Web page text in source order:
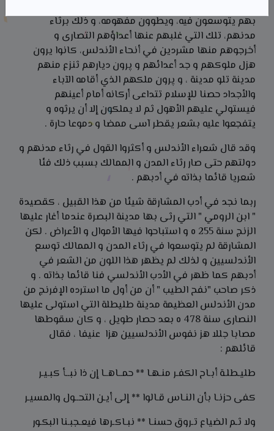
بهم يتوسعون فيه، ويطوون مفهومه، و ذلك برثاء
مدنهم، تلك التي غلبهم عنها أعداؤهم التصاری و
أخرجوهم منها مشردين في أنحاء الأندلس، كانوا يرون
هزل ملوكهم و جد أعدائهم و پرون ديارهم ثنزع منهم
مدينة تلو مدينة ، و پرون ملکهم الذي أقامه الآباء
والأجداد حصنا للإسلام تتداعى أركانه أمام أعينهم
فيستولي عليهم الأهول ثم لا يملكون إلا أن يرثوه و
يتفجعوا عليه بشعر يقطر آسی ممضا و دموعا حارة .
وقد قال شعراء الأندلس و أكثروا القول في رثاء مدنهم و
دولتهم حتى صار رثاء المدن و الممالك بسبب ذلك فئا
شعريا قائما بذاته في أدبهم .
ربما نجد في أدب المشارقة شيئا من هذا القبيل ، كقصيدة
" ابن الرومي " التي رثى بها مدينة البصرة عندما أغار عليها
الزنج سنة 255 ه و استباحوا فيها الأموال و الأعراض . لكن
المشارقة لم يتوسعوا في رثاء المدن و الممالك توسع
الأندلسيين و لذلك لم يظهر هذا اللون من الشعر في
أدبهم كما ظهر في الأدب الأندلسي فنا قائما بذاته . و
ذکر صاحب "نفح الطيب " أن من أول ما استرده الإفرنج من
مدن الأندلس العظيمة مدينة طليطلة التي استولى عليها
النصارى سنة 478 ه بعد حصار طويل ، و كان سقوطها
مصابا جللا هز نفوس الأندلسيين هزا عنيفا ، فقال
قائلهم :
طليـطلـة أبـاح الكفـر منـهـا ** حمــاهــا إن ذا نبــأ كبـيـر
كفى حزنـا بأن النـاس قـالوا ** إلى أيـن التحــول والمسيـر
ولا ثـم الضياع تـروق حسنـا ** نبـاكـرها فيعـجبـنا البكـور